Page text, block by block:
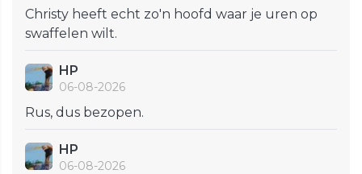
Christy heeft echt zo'n hoofd waar je uren op
swaffelen wilt.
HP
06-08-2026
Rus, dus bezopen.
HP
06-08-2026